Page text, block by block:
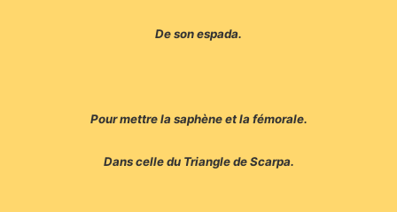
De son espada.
Pour mettre la saphène et la fémorale.
Dans celle du Triangle de Scarpa.